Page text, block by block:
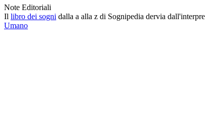
Note Editoriali
Il libro dei sogni dalla a alla z di Sognipedia dervia
Umano